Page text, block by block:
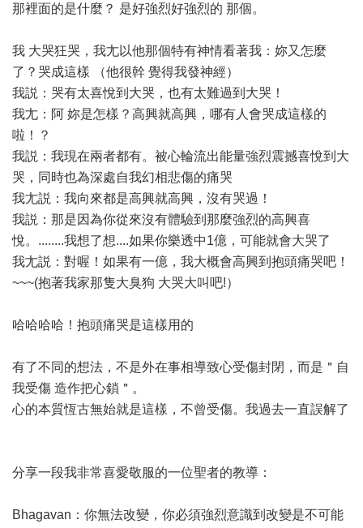
那裡面的是什麼？ 是好強烈好強烈的 那個。
我 大哭狂哭，我尢以他那個特有神情看著我：妳又怎麼
了？哭成這樣 （他很幹 覺得我發神經）
我説：哭有太喜悅到大哭，也有太難過到大哭！
我尢：阿 妳是怎樣？高興就高興，哪有人會哭成這樣的
啦！？
我説：我現在兩者都有。被心輪流出能量強烈震撼喜悅到大
哭，同時也為深處自我幻相悲傷的痛哭
我尢説：我向來都是高興就高興，沒有哭過！
我説：那是因為你從來沒有體驗到那麼強烈的高興喜
悅。........我想了想....如果你樂透中1億，可能就會大哭了
我尢説：對喔！如果有一億，我大概會高興到抱頭痛哭吧！
~~~(抱著我家那隻大臭狗 大哭大叫吧!）
哈哈哈哈！抱頭痛哭是這樣用的
有了不同的想法，不是外在事相導致心受傷封閉，而是＂自
我受傷 造作把心鎖＂。
心的本質恆古無始就是這樣，不曾受傷。我過去一直誤解了
分享一段我非常喜愛敬服的一位聖者的教導：
Bhagavan：你無法改變，你必須強烈意識到改變是不可能